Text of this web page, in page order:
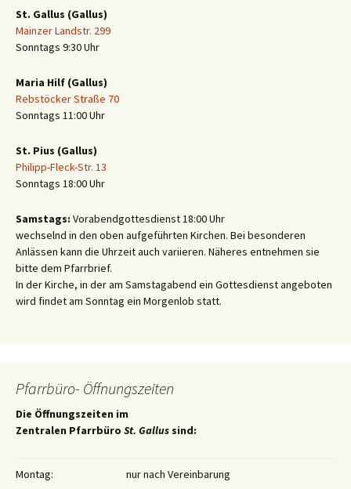
St. Gallus (Gallus)
Mainzer Landstr. 299
Sonntags 9:30 Uhr
Maria Hilf (Gallus)
Rebstöcker Straße 70
Sonntags 11:00 Uhr
St. Pius (Gallus)
Philipp-Fleck-Str. 13
Sonntags 18:00 Uhr
Samstags: Vorabendgottesdienst 18:00 Uhr
wechselnd in den oben aufgeführten Kirchen. Bei besonderen
Anlässen kann die Uhrzeit auch variieren. Näheres entnehmen sie
bitte dem Pfarrbrief.
In der Kirche, in der am Samstagabend ein Gottesdienst angeboten
wird findet am Sonntag ein Morgenlob statt.
Pfarrbüro- Öffnungszeiten
Die Öffnungszeiten im
Zentralen Pfarrbüro St. Gallus sind:
Montag: nur nach Vereinbarung